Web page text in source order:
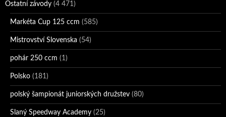
Ostatní závody (4 471)
Markéta Cup 125 ccm (585)
Mistrovství Slovenska (54)
pohár 250 ccm (1)
Polsko (181)
polský šampionát juniorských družstev (80)
Slaný Speedway Academy (25)